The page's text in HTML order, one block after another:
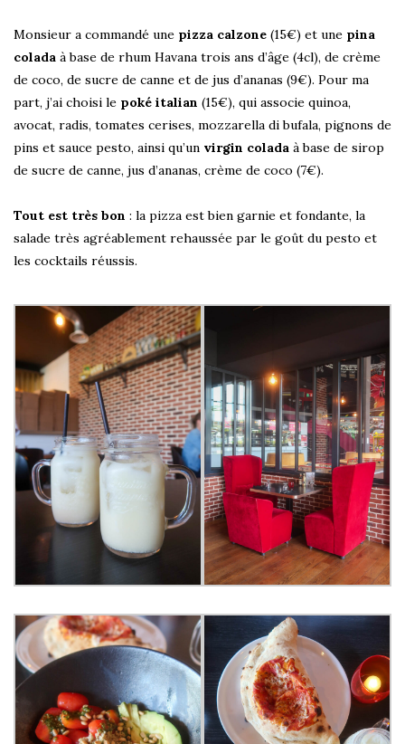
Monsieur a commandé une pizza calzone (15€) et une pina
colada à base de rhum Havana trois ans d’âge (4cl), de crème
de coco, de sucre de canne et de jus d’ananas (9€). Pour ma
part, j’ai choisi le poké italian (15€), qui associe quinoa,
avocat, radis, tomates cerises, mozzarella di bufala, pignons de
pins et sauce pesto, ainsi qu’un virgin colada à base de sirop
de sucre de canne, jus d’ananas, crème de coco (7€).
Tout est très bon : la pizza est bien garnie et fondante, la
salade très agréablement rehaussée par le goût du pesto et
les cocktails réussis.